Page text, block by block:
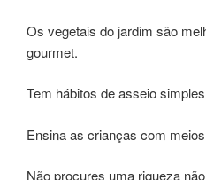
Os vegetais do jardim são
gourmet.
Tem hábitos de asseio
Ensina as crianças com
Não procures uma riqueza